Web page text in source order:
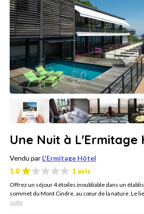
Une Nuit à L'Ermitage
Vendu par L'Ermitage Hôtel
1.0
1 avis
Offrez un séjour 4 étoiles inoubliable dans un
sommet du Mont Cindre, au cœur de la nature. Le
suite